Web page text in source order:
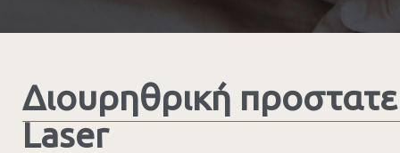
Διουρηθρική
Laser